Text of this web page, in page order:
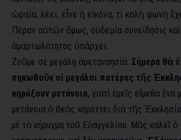
ὡραία, λέει, εἶνε ἡ εἰκόνα, τί καλὴ φωνὴ
Πέραν αὐτῶν ὅμως, οὐδεμία συνείδησις
ἁμαρτωλότητος ὑπάρχει.
Ζοῦμε σὲ μεγάλη ἀμετανοησία. Σήμερα θὰ
σηκωθοῦν οἱ μεγάλοι πατέρες τῆς
κηρύξουν μετάνοια, γιατὶ ἐμεῖς εἴμεθα
μετάνοια ὁ Θεὸς κηρύττει διὰ τῆς
μὲ τὸ κήρυγμα τοῦ Εὐαγγελίου. Μᾶς καλεῖ